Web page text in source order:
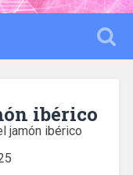
ibérico
jamón ibérico